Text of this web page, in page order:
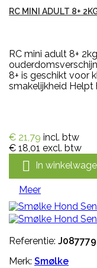
RC MINI ADULT 8+
RC mini adult 8+
8+ is geschikt voor
smakelijkheid
€ 21,79 incl. btw
€ 18,01 excl. btw
 In
Meer
Referentie:
Merk: Smølke